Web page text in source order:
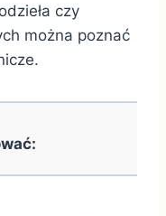
czy
można poznać